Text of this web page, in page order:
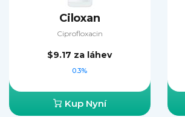
Ciloxan
Ciprofloxacin
$9.17 za láhev
0.3%
Kup Nyní